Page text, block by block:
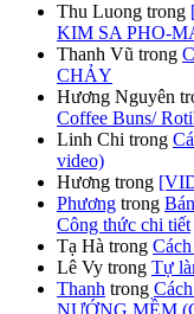
Thu Luong trong
KIM SA PHO-
Thanh Vũ trong
CHẢY
Hương Nguyên
Coffee Buns/
Linh Chi trong
video)
Hương trong
Phương trong
Công thức chi tiết
Tạ Hà trong
Lê Vy trong Tự
Thanh trong
NƯỚNG MỀM